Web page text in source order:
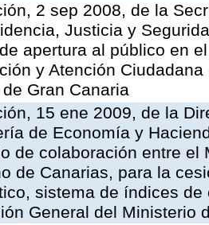
2 sep 2008, de la
Justicia y
apertura al público en
y Atención
Gran Canaria
15 ene 2009, de la
de Economía y
de colaboración entre
de Canarias, para la
sistema de índices
General del Ministerio